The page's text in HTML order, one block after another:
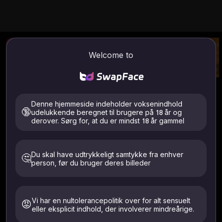
Welcome to
🔞
Denne hjemmeside indeholder voksenindhold
udelukkende beregnet til brugere på 18 år og
derover. Sørg for, at du er mindst 18 år gammel
🤔Du skal have udtrykkeligt samtykke fra enhver
person, før du bruger deres billeder
😡Vi har en nultolerancepolitik over for alt sensuelt
eller eksplicit indhold, der involverer mindreårige.
Generer video fra dit
billede og prompt
Billede Face Swap Video Face Swap
udtrykkeligt samtykke. Skal være 18+. Slettet inden for 24
timer.